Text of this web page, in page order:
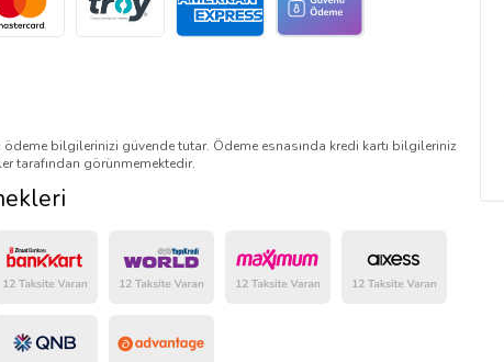
ödeme bilgilerinizi güvende tutar. Ödeme esnasında kredi kartı bilgileriniz
tarafından görünmemektedir.